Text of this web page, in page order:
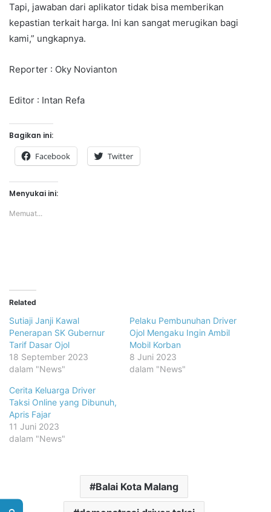
Tapi, jawaban dari aplikator tidak bisa memberikan
kepastian terkait harga. Ini kan sangat merugikan bagi
kami,” ungkapnya.
Reporter : Oky Novianton
Editor : Intan Refa
Bagikan ini:
Facebook Twitter
Menyukai ini:
Memuat...
Related
Sutiaji Janji Kawal
Penerapan SK Gubernur
Tarif Dasar Ojol
18 September 2023
dalam "News"
Pelaku Pembunuhan Driver
Ojol Mengaku Ingin Ambil
Mobil Korban
8 Juni 2023
dalam "News"
Cerita Keluarga Driver
Taksi Online yang Dibunuh,
Apris Fajar
11 Juni 2023
dalam "News"
Balai Kota Malang